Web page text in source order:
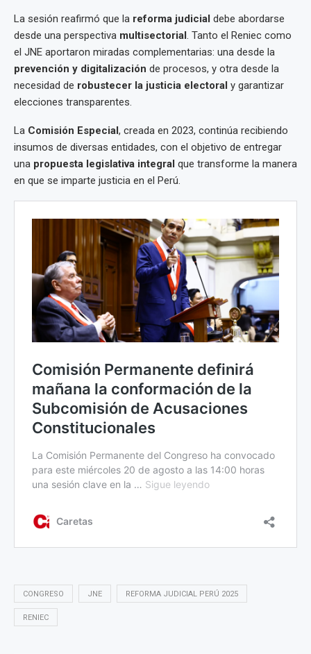
La sesión reafirmó que la reforma judicial debe abordarse
desde una perspectiva multisectorial. Tanto el Reniec como
el JNE aportaron miradas complementarias: una desde la
prevención y digitalización de procesos, y otra desde la
necesidad de robustecer la justicia electoral y garantizar
elecciones transparentes.
La Comisión Especial, creada en 2023, continúa recibiendo
insumos de diversas entidades, con el objetivo de entregar
una propuesta legislativa integral que transforme la manera
en que se imparte justicia en el Perú.
CONGRESO JNE REFORMA JUDICIAL PERÚ 2025
RENIEC